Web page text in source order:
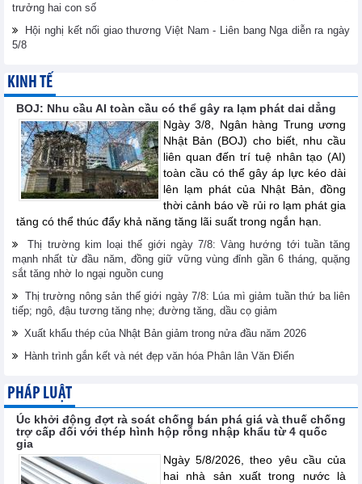
trưởng hai con số
Hội nghị kết nối giao thương Việt Nam - Liên bang Nga diễn ra ngày
5/8
KINH TẾ
BOJ: Nhu cầu AI toàn cầu có thể gây ra lạm phát dai dẳng
Ngày 3/8, Ngân hàng Trung ương
Nhật Bản (BOJ) cho biết, nhu cầu
liên quan đến trí tuệ nhân tạo (AI)
toàn cầu có thể gây áp lực kéo dài
lên lạm phát của Nhật Bản, đồng
thời cảnh báo về rủi ro lạm phát gia
tăng có thể thúc đẩy khả năng tăng lãi suất trong ngắn hạn.
Thị trường kim loại thế giới ngày 7/8: Vàng hướng tới tuần tăng
mạnh nhất từ đầu năm, đồng giữ vững vùng đỉnh gần 6 tháng, quặng
sắt tăng nhờ lo ngại nguồn cung
Thị trường nông sản thế giới ngày 7/8: Lúa mì giảm tuần thứ ba liên
tiếp; ngô, đậu tương tăng nhẹ; đường tăng, dầu cọ giảm
Xuất khẩu thép của Nhật Bản giảm trong nửa đầu năm 2026
Hành trình gắn kết và nét đẹp văn hóa Phân lân Văn Điển
PHÁP LUẬT
Úc khởi động đợt rà soát chống bán phá giá và thuế chống
trợ cấp đối với thép hình hộp rỗng nhập khẩu từ 4 quốc
gia
Ngày 5/8/2026, theo yêu cầu của
hai nhà sản xuất trong nước là